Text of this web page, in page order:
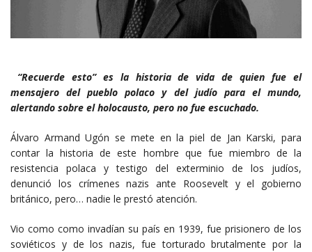
“Recuerde esto” es la historia de vida de quien fue el
mensajero del pueblo polaco y del judío para el mundo,
alertando sobre el holocausto, pero no fue escuchado.
Álvaro Armand Ugón se mete en la piel de Jan Karski, para
contar la historia de este hombre que fue miembro de la
resistencia polaca y testigo del exterminio de los judíos,
denunció los crímenes nazis ante Roosevelt y el gobierno
británico, pero… nadie le prestó atención.
Vio como como invadían su país en 1939, fue prisionero de los
soviéticos y de los nazis, fue torturado brutalmente por la